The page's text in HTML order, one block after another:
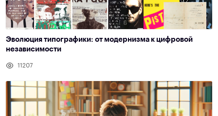
Эволюция типографики: от модернизма к цифровой
независимости
11207